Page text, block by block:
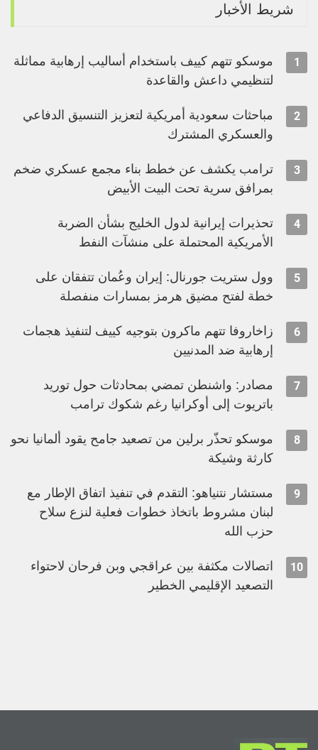
شريط الأخبار
1
موسكو تتهم كييف باستخدام أساليب إرهابية مماثلة
لتنظيمي داعش والقاعدة
2
مباحثات سعودية أمريكية لتعزيز التنسيق الدفاعي
والعسكري المشترك
3
ترامب يكشف عن خطط بناء مجمع عسكري ضخم
بمرافق سرية تحت البيت الأبيض
4
تحذيرات إيرانية لدول الخليج بشأن الضربة
الأمريكية المحتملة على منشآت النفط
5
وول ستريت جورنال: إيران وعُمان تتفقان على
خطة لفتح مضيق هرمز بمسارات منفصلة
6
زاخاروفا تتهم ماكرون بتوجيه كييف لتنفيذ هجمات
إرهابية ضد المدنيين
7
مصادر: واشنطن تمضي بمحادثات حول توريد
باتريوت إلى أوكرانيا رغم شكوك ترامب
8
موسكو تحذّر برلين من تصعيد جامح يقود ألمانيا نحو
كارثة وشيكة
9
مستشار نتنياهو: التقدم في تنفيذ اتفاق الإطار مع
لبنان مشروط باتخاذ خطوات فعلية لنزع سلاح
حزب الله
10
اتصالات مكثفة بين عراقجي وبن فرحان لاحتواء
التصعيد الإقليمي الخطير